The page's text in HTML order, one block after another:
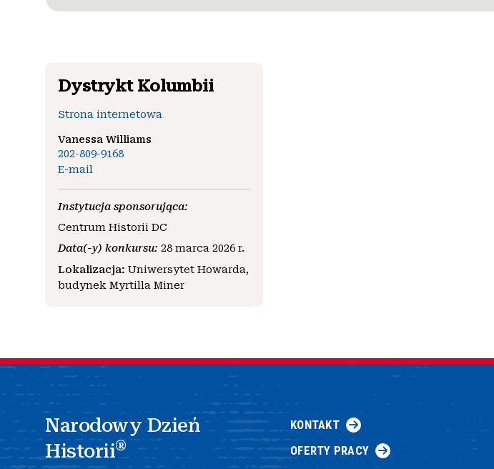
Dystrykt Kolumbii
Strona internetowa
Vanessa Williams
202-809-9168
E-mail
Instytucja sponsorująca:
Centrum Historii DC
Data(-y) konkursu: 28 marca 2026 r.
Lokalizacja: Uniwersytet Howarda,
budynek Myrtilla Miner
Narodowy Dzień
Historii®
KONTAKT
OFERTY PRACY